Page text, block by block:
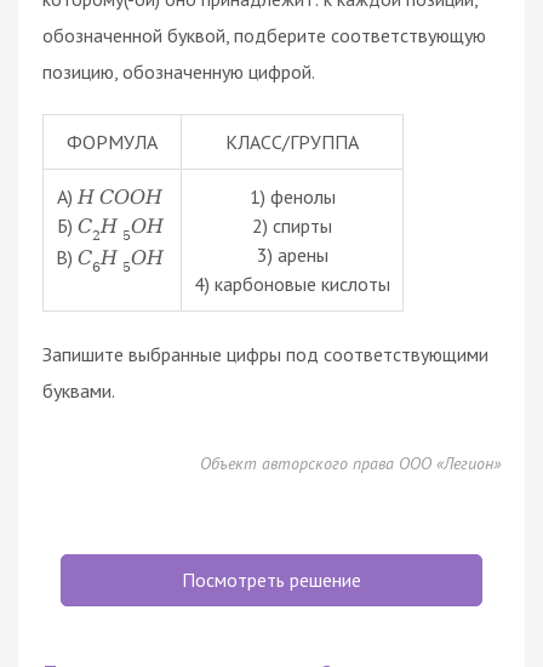
обозначенной буквой, подберите соответствующую
позицию, обозначенную цифрой.
ФОРМУЛА КЛАСС/ГРУППА
А) H COOH
Б) C2H 5OH
В)C6H 5OH
1) фенолы
2) спирты
3) арены
4) карбоновые кислоты
Запишите выбранные цифры под соответствующими
буквами.
Объект авторского права ООО «Легион»
Посмотреть решение